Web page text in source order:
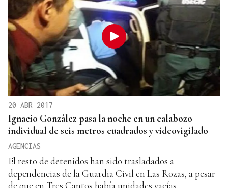
20 ABR 2017
Ignacio González pasa la noche en un calabozo
individual de seis metros cuadrados y videovigilado
AGENCIAS
El resto de detenidos han sido trasladados a
dependencias de la Guardia Civil en Las Rozas, a pesar
de que en Tres Cantos había unidades vacías.